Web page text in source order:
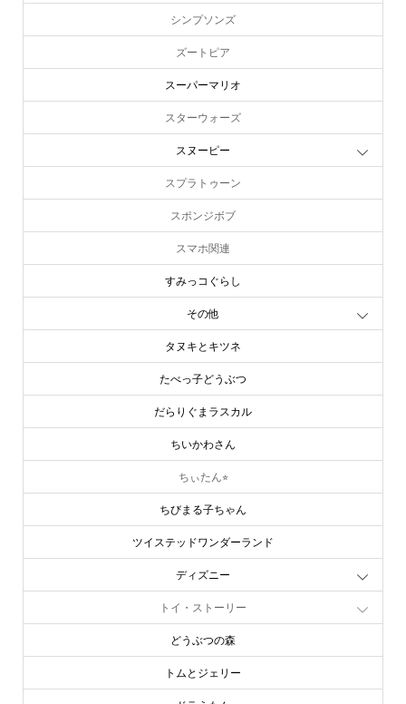
シンプソンズ
ズートピア
スーパーマリオ
スターウォーズ
スヌーピー
スプラトゥーン
スポンジボブ
スマホ関連
すみっコぐらし
その他
タヌキとキツネ
たべっ子どうぶつ
だらりぐまラスカル
ちいかわさん
ちぃたん⭐︎
ちびまる子ちゃん
ツイステッドワンダーランド
ディズニー
トイ・ストーリー
どうぶつの森
トムとジェリー